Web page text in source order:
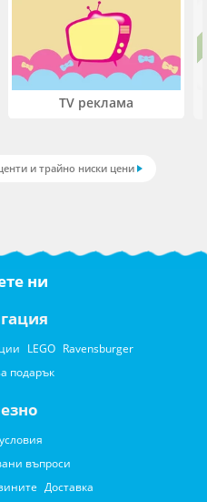
TV реклама
и трайно ниски цени
ни
LEGO Ravensburger
подарък
въпроси
Доставка